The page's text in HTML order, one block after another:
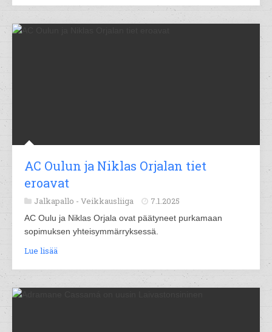
AC Oulun ja Niklas Orjalan tiet
eroavat
Jalkapallo - Veikkausliiga 7.1.2025
AC Oulu ja Niklas Orjala ovat päätyneet purkamaan
sopimuksen yhteisymmärryksessä.
Lue lisää